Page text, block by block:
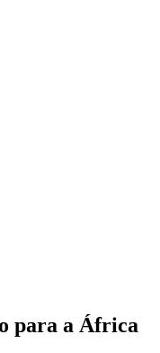
para a África